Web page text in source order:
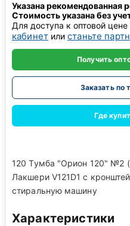
Указана рекомендованная
Стоимость указана без
Для доступа к оптовой
кабинет илистаньте
Получить
Заказать по
Где
120 Тумба "Орион 120" №2
Лакшери V121D1 с
стиральную машину
Характеристики